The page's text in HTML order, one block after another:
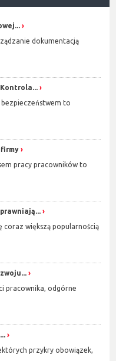
dokumentacją
to
firmy
pracy pracowników to
coraz większą popularnością
pracownika, odgórne
przykry obowiązek,